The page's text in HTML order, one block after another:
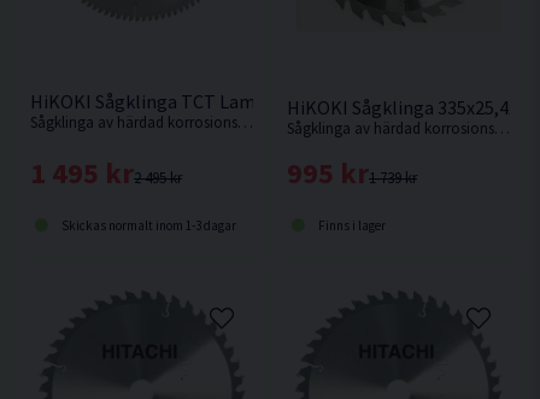
HiKOKI Sågklinga TCT Laminat Aluminium 305x30x2,8mm
Sågklinga av härdad korrosionsbeständigt stål för sågning i hårda och mjuka träslag och även aluminiumsmaterialer.
2 495 kr
1 495 kr
Skickas normalt inom 1-3 dagar
HiKOKI Sågklinga
Sågklinga av härdad korrosionsbeständigt stål för sågning i hårda och mjuka träslag.
1 739 kr
995 kr
Finns i lager